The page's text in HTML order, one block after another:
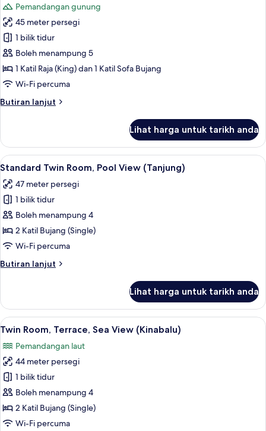
Terrace,
Sea
View
(Kinabalu)
untuk
Family
Room,
1
Katil
Raja
dengan
(Clown
Fish
Themed)
Pemandangan gunung
45 meter persegi
1 bilik tidur
Boleh menampung 5
1 Katil Raja (King) dan 1 Katil Sofa Bujang
Wi-Fi percuma
Butiran lanjut
Butiran
Room,
Katil
(King)
dengan
Sofa
(Clown
Fish
Themed)
Lihat harga untuk tarikh anda
Lihat
semua
foto
untuk
Standard
Twin
Room,
View
Standard Twin Room, Pool View
10
Standard Twin Room, Pool View (Tanjung)
47 meter persegi
1 bilik tidur
Boleh menampung 4
2 Katil Bujang (Single)
Wi-Fi percuma
Butiran lanjut
Butiran
Twin
Room,
Pool
(Tanjung)
Lihat harga untuk tarikh anda
Lihat
semua
foto
untuk
Twin
Room,
Terrace,
Sea
Gebar bulu kapas, peti besi dalam
5
Twin Room, Terrace, Sea View (Kinabalu)
Pemandangan laut
44 meter persegi
1 bilik tidur
Boleh menampung 4
2 Katil Bujang (Single)
Wi-Fi percuma